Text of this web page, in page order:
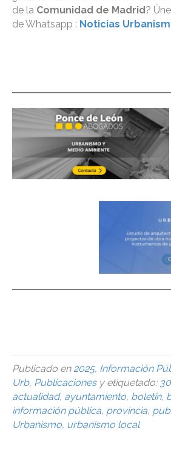
de la Comunidad de Madrid?
de Whatsapp : Noticias
Publicado en2025, Información
Urb, Publicacionesy etiquetado:
actualidad, ayuntamiento, boletín,
información pública, provincia,
Urbanismo, urbanismo local